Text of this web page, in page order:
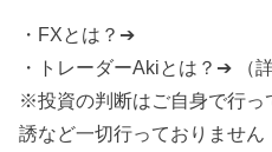
・FXとは？➔
・トレーダーAkiとは？➔ （詳
※投資の判断はご自身で行っ
誘など一切行っておりません